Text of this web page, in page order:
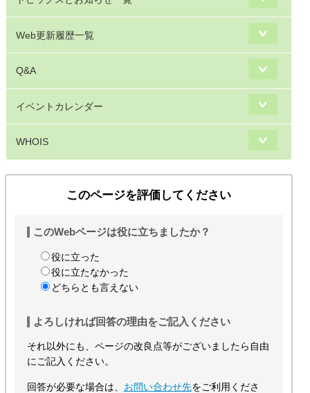
Web更新履歴一覧
Q&A
イベントカレンダー
WHOIS
このページを評価してください
このWebページは役に立ちましたか？
役に立った
役に立たなかった
どちらとも言えない
よろしければ回答の理由をご記入ください
それ以外にも、ページの改良点等がございましたら自由
にご記入ください。
回答が必要な場合は、 お問い合わせ先をご利用くださ